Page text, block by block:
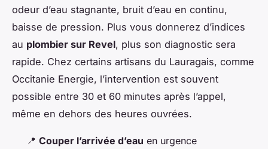
odeur d’eau stagnante, bruit d’eau en continu,
baisse de pression. Plus vous donnerez d’indices
au plombier sur Revel, plus son diagnostic sera
rapide. Chez certains artisans du Lauragais, comme
Occitanie Energie, l’intervention est souvent
possible entre 30 et 60 minutes après l’appel,
même en dehors des heures ouvrées.
📍 Couper l’arrivée d’eau en urgence